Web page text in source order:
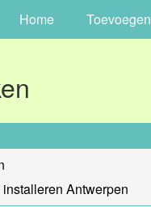
Home Toevoegen
Antwerpen